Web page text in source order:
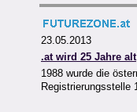
23.05.2013
.at wird 25 Jahre alt
1988 wurde die
Registrierungsstelle